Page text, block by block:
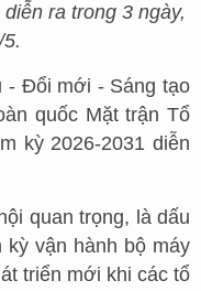
ra trong 3 ngày,
- Đổi mới - Sáng tạo
quốc Mặt trận Tổ
kỳ 2026-2031 diễn
quan trọng, là dấu
vận hành bộ máy
triển mới khi các tổ